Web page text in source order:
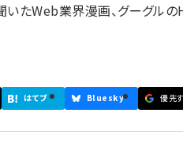
たWeb業界漫画、グーグル
はてブ Bluesky 優先